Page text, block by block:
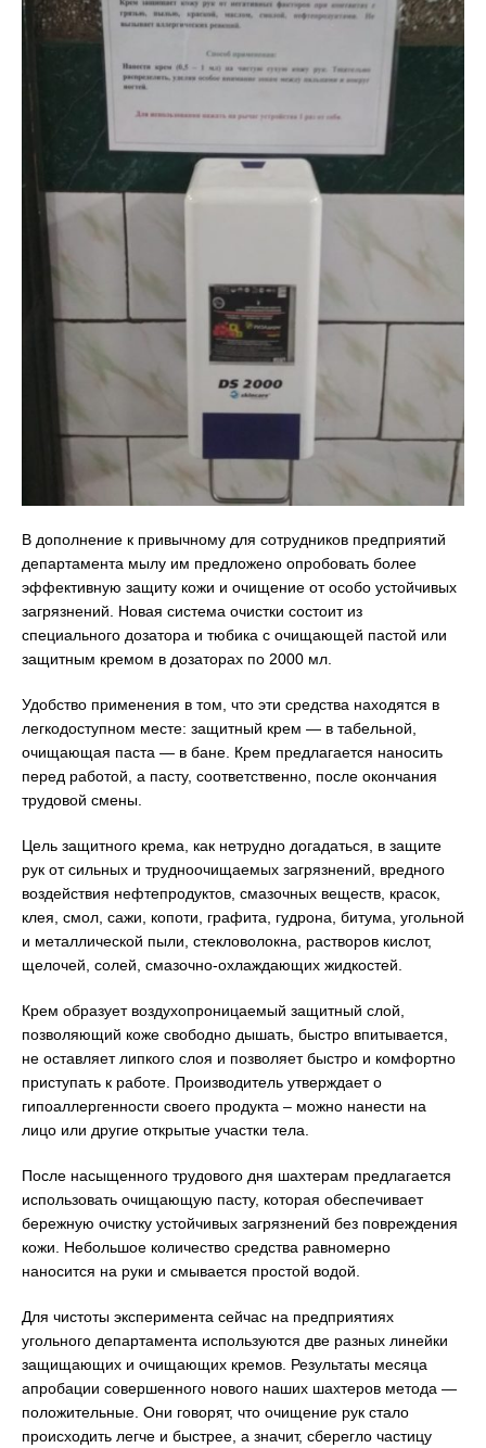
В дополнение к привычному для сотрудников предприятий
департамента мылу им предложено опробовать более
эффективную защиту кожи и очищение от особо устойчивых
загрязнений. Новая система очистки состоит из
специального дозатора и тюбика с очищающей пастой или
защитным кремом в дозаторах по 2000 мл.
Удобство применения в том, что эти средства находятся в
легкодоступном месте: защитный крем — в табельной,
очищающая паста — в бане. Крем предлагается наносить
перед работой, а пасту, соответственно, после окончания
трудовой смены.
Цель защитного крема, как нетрудно догадаться, в защите
рук от сильных и трудноочищаемых загрязнений, вредного
воздействия нефтепродуктов, смазочных веществ, красок,
клея, смол, сажи, копоти, графита, гудрона, битума, угольной
и металлической пыли, стекловолокна, растворов кислот,
щелочей, солей, смазочно-охлаждающих жидкостей.
Крем образует воздухопроницаемый защитный слой,
позволяющий коже свободно дышать, быстро впитывается,
не оставляет липкого слоя и позволяет быстро и комфортно
приступать к работе. Производитель утверждает о
гипоаллергенности своего продукта – можно нанести на
лицо или другие открытые участки тела.
После насыщенного трудового дня шахтерам предлагается
использовать очищающую пасту, которая обеспечивает
бережную очистку устойчивых загрязнений без повреждения
кожи. Небольшое количество средства равномерно
наносится на руки и смывается простой водой.
Для чистоты эксперимента сейчас на предприятиях
угольного департамента используются две разных линейки
защищающих и очищающих кремов. Результаты месяца
апробации совершенного нового наших шахтеров метода —
положительные. Они говорят, что очищение рук стало
происходить легче и быстрее, а значит, сберегло частицу